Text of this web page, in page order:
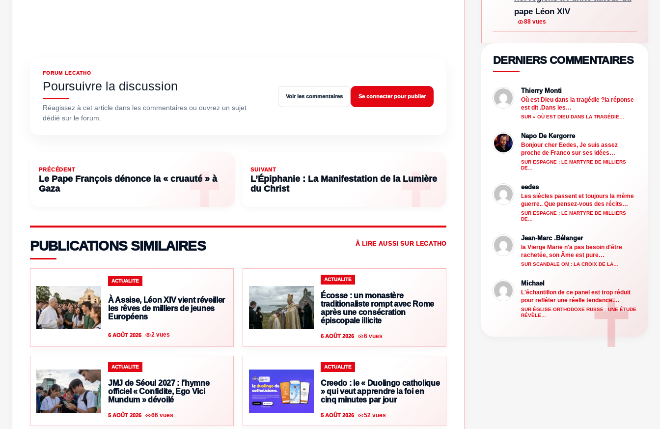
FORUM LECATHO
Poursuivre la discussion
Réagissez à cet article dans les commentaires ou ouvrez un sujet
dédié sur le forum.
Voir les commentaires Se connecter pour publier
PRÉCÉDENT
Le Pape François dénonce la « cruauté » à
Gaza
SUIVANT
L’Épiphanie : La Manifestation de la Lumière
du Christ
PUBLICATIONS SIMILAIRES À LIRE AUSSI SUR LECATHO
ACTUALITE
À Assise, Léon XIV vient réveiller
les rêves de milliers de jeunes
Européens
6 AOÛT 2026 2 vues
ACTUALITE
Écosse : un monastère
traditionaliste rompt avec Rome
après une consécration
épiscopale illicite
6 AOÛT 2026 6 vues
ACTUALITE
JMJ de Séoul 2027 : l’hymne
officiel « Confidite, Ego Vici
Mundum » dévoilé
5 AOÛT 2026 66 vues
ACTUALITE
Creedo : le « Duolingo catholique
» qui veut apprendre la foi en
cinq minutes par jour
5 AOÛT 2026 52 vues
pape Léon XIV
88 vues
DERNIERS COMMENTAIRES
Thierry Monti
Où est Dieu dans la tragédie ?la réponse
est dit .Dans les…
SUR « OÙ EST DIEU DANS LA TRAGÉDIE…
Napo De Kergorre
Bonjour cher Eedes, Je suis assez
proche de Franco sur ses idées…
SUR ESPAGNE : LE MARTYRE DE MILLIERS
DE…
eedes
Les siècles passent et toujours la même
guerre.. Que pensez-vous des récits…
SUR ESPAGNE : LE MARTYRE DE MILLIERS
DE…
Jean-Marc .Bélanger
la Vierge Marie n'a pas besoin d'être
rachetée, son Âme est pure…
SUR SCANDALE OM : LA CROIX DE LA…
Michael
L'échantillon de ce panel est trop réduit
pour refléter une réelle tendance.…
SUR ÉGLISE ORTHODOXE RUSSE : UNE ÉTUDE
RÉVÈLE…